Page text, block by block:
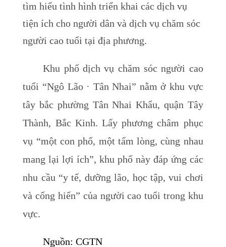
tìm hiểu tình hình triển khai các dịch vụ
tiện ích cho người dân và dịch vụ chăm sóc
người cao tuổi tại địa phương.
Khu phố dịch vụ chăm sóc người cao
tuổi “Ngô Lão · Tân Nhai” nằm ở khu vực
tây bắc phường Tân Nhai Khẩu, quận Tây
Thành, Bắc Kinh. Lấy phương châm phục
vụ “một con phố, một tấm lòng, cùng nhau
mang lại lợi ích”, khu phố này đáp ứng các
nhu cầu “y tế, dưỡng lão, học tập, vui chơi
và cống hiến” của người cao tuổi trong khu
vực.
Nguồn: CGTN